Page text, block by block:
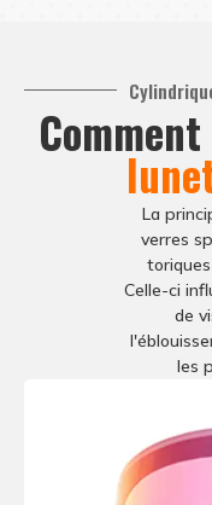
Des matériaux
plus haut
aux
La
verres
Celle-ci
de
les